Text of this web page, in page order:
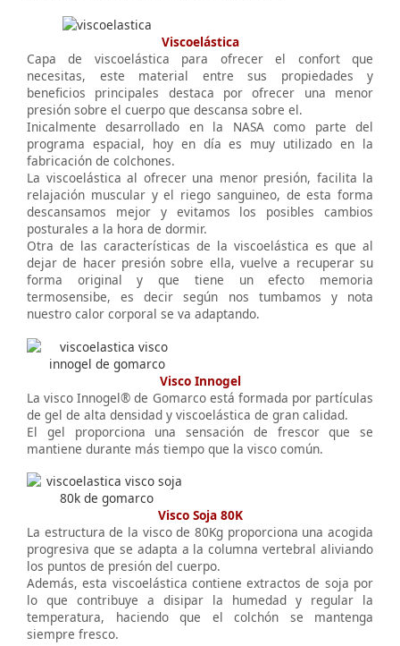
Viscoelástica
Capa de viscoelástica para ofrecer el confort que
necesitas, este material entre sus propiedades y
beneficios principales destaca por ofrecer una menor
presión sobre el cuerpo que descansa sobre el.
Inicalmente desarrollado en la NASA como parte del
programa espacial, hoy en día es muy utilizado en la
fabricación de colchones.
La viscoelástica al ofrecer una menor presión, facilita la
relajación muscular y el riego sanguineo, de esta forma
descansamos mejor y evitamos los posibles cambios
posturales a la hora de dormir.
Otra de las características de la viscoelástica es que al
dejar de hacer presión sobre ella, vuelve a recuperar su
forma original y que tiene un efecto memoria
termosensibe, es decir según nos tumbamos y nota
nuestro calor corporal se va adaptando.
Visco Innogel
La visco Innogel® de Gomarco está formada por partículas
de gel de alta densidad y viscoelástica de gran calidad.
El gel proporciona una sensación de frescor que se
mantiene durante más tiempo que la visco común.
Visco Soja 80K
La estructura de la visco de 80Kg proporciona una acogida
progresiva que se adapta a la columna vertebral aliviando
los puntos de presión del cuerpo.
Además, esta viscoelástica contiene extractos de soja por
lo que contribuye a disipar la humedad y regular la
temperatura, haciendo que el colchón se mantenga
siempre fresco.